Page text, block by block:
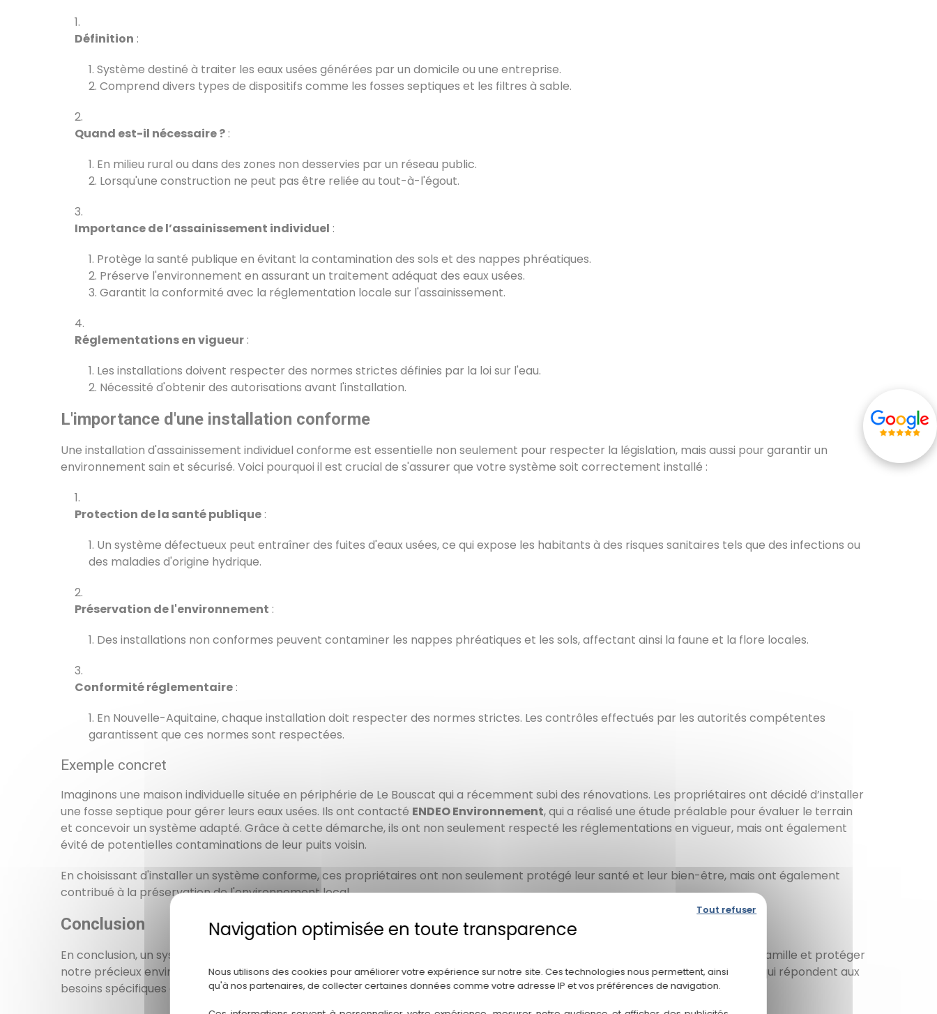
Définition :
Système destiné à traiter les eaux usées générées par un domicile ou une entreprise.
Comprend divers types de dispositifs comme les fosses septiques et les filtres à sable.
Quand est-il nécessaire ? :
En milieu rural ou dans des zones non desservies par un réseau public.
Lorsqu'une construction ne peut pas être reliée au tout-à-l'égout.
Importance de l’assainissement individuel :
Protège la santé publique en évitant la contamination des sols et des nappes phréatiques.
Préserve l'environnement en assurant un traitement adéquat des eaux usées.
Garantit la conformité avec la réglementation locale sur l'assainissement.
Réglementations en vigueur :
Les installations doivent respecter des normes strictes définies par la loi sur l'eau.
Nécessité d'obtenir des autorisations avant l'installation.
L'importance d'une installation conforme
Une installation d'assainissement individuel conforme est essentielle non seulement pour respecter la législation, mais aussi pour garantir un
environnement sain et sécurisé. Voici pourquoi il est crucial de s'assurer que votre système soit correctement installé :
Protection de la santé publique :
Un système défectueux peut entraîner des fuites d'eaux usées, ce qui expose les habitants à des risques sanitaires tels que des infections ou
des maladies d'origine hydrique.
Préservation de l'environnement :
Des installations non conformes peuvent contaminer les nappes phréatiques et les sols, affectant ainsi la faune et la flore locales.
Conformité réglementaire :
En Nouvelle-Aquitaine, chaque installation doit respecter des normes strictes. Les contrôles effectués par les autorités compétentes
garantissent que ces normes sont respectées.
Exemple concret
Imaginons une maison individuelle située en périphérie de Le Bouscat qui a récemment subi des rénovations. Les propriétaires ont décidé d’installer
une fosse septique pour gérer leurs eaux usées. Ils ont contacté ENDEO Environnement, qui a réalisé une étude préalable pour évaluer le terrain
et concevoir un système adapté. Grâce à cette démarche, ils ont non seulement respecté les réglementations en vigueur, mais ont également
évité de potentielles contaminations de leur puits voisin.
En choisissant d'installer un système conforme, ces propriétaires ont non seulement protégé leur santé et leur bien-être, mais ont également
contribué à la préservation de l'environnement local.
Conclusion
En conclusion, un système d'assainissement individuel bien conçu et conforme est indispensable pour garantir la santé de votre famille et protéger
notre précieux environnement. ChezENDEO Environnement, nous sommes passionnés par l'idée d'offrir des solutions durables qui répondent aux
besoins spécifiques de chaque projet.
Nous utilisons des cookies pour améliorer votre expérience sur notre site. Ces technologies nous permettent, ainsi
qu'à nos partenaires, de collecter certaines données comme votre adresse IP et vos préférences de navigation.
Tout refuser